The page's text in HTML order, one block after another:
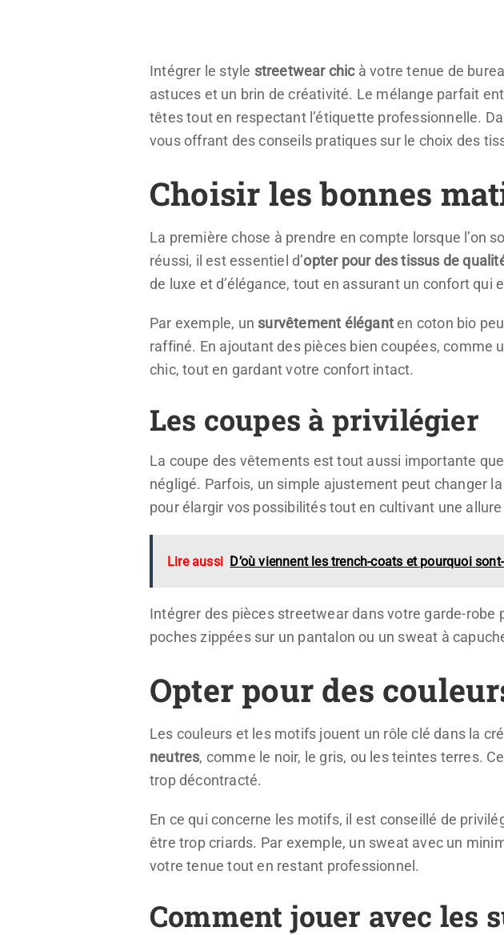
Intégrer le style streetwear chicà votre tenue de
astuces et un brin de créativité. Le mélange parfait
têtes tout en respectant l’étiquette professionnelle.
vous offrant des conseils pratiques sur le choix des
Choisir les bonnes
La première chose à prendre en compte lorsque l’on
réussi, il est essentiel d’opter pour des tissus de
de luxe et d’élégance, tout en assurant un confort qui
Par exemple, un survêtement éléganten coton bio
raffiné. En ajoutant des pièces bien coupées, comme
chic, tout en gardant votre confort intact.
Les coupes à privilégier
La coupe des vêtements est tout aussi importante
négligé. Parfois, un simple ajustement peut changer
pour élargir vos possibilités tout en cultivant une
Lire aussi D’où viennent les trench-coats et pourquoi
Intégrer des pièces streetwear dans votre garde-
poches zippées sur un pantalon ou un sweat à
Opter pour des
Les couleurs et les motifs jouent un rôle clé dans la
neutres, comme le noir, le gris, ou les teintes terres.
trop décontracté.
En ce qui concerne les motifs, il est conseillé de
être trop criards. Par exemple, un sweat avec un
votre tenue tout en restant professionnel.
Comment jouer avec les